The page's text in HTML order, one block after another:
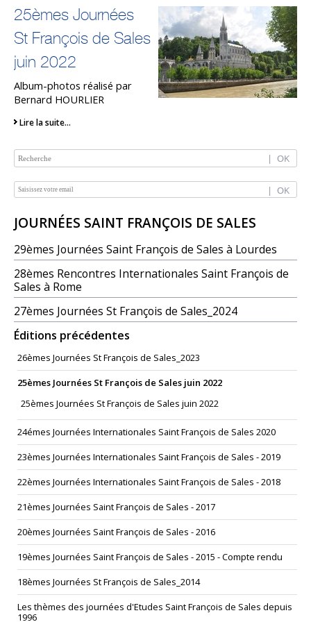
NAVIGATION
JOURNÉES SAINT FRANÇOIS DE SALES
29èmes Journées Saint François de Sales à Lourdes
28èmes Rencontres Internationales Saint François de
Sales à Rome
27èmes Journées St François de Sales_2024
Éditions précédentes
26èmes Journées St François de Sales_2023
25èmes Journées St François de Sales juin 2022
25èmes Journées St François de Sales juin 2022
24émes Journées Internationales Saint François de Sales 2020
23èmes Journées Internationales Saint François de Sales - 2019
22èmes Journées Internationales Saint François de Sales - 2018
21èmes Journées Saint François de Sales - 2017
20èmes Journées Saint François de Sales - 2016
19èmes Journées Saint François de Sales - 2015 - Compte rendu
18èmes Journées St François de Sales_2014
Les thèmes des journées d'Etudes Saint François de Sales depuis
1996
25èmes Journées
St François de Sales
juin 2022
Album-photos réalisé par
Bernard HOURLIER
Lire la suite…